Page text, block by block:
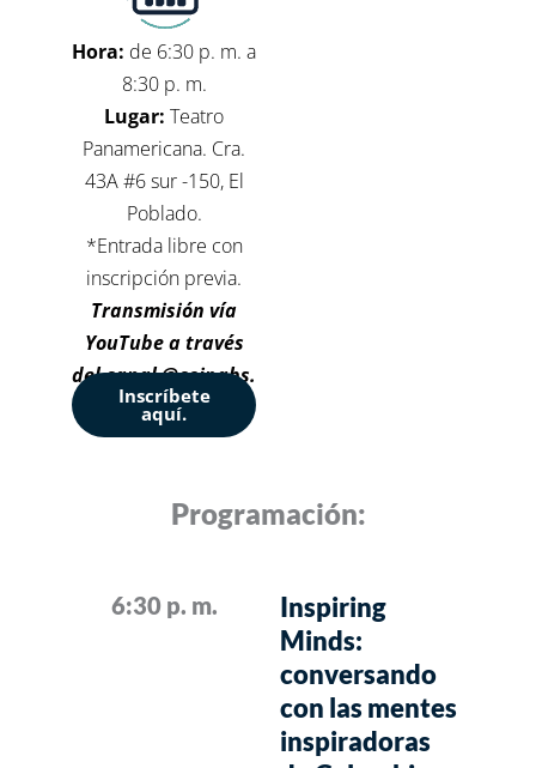
Hora: de 6:30 p. m. a
8:30 p. m.
Lugar: Teatro
Panamericana. Cra.
43A #6 sur -150, El
Poblado.
*Entrada libre con
inscripción previa.
Transmisión vía
YouTube a través
del canal @ceipabs.
Inscríbete
aquí.
Programación:
6:30 p. m.
Inspiring
Minds:
conversando
con las mentes
inspiradoras